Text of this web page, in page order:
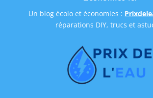
Un blog écolo et économies :
réparations DIY, trucs et